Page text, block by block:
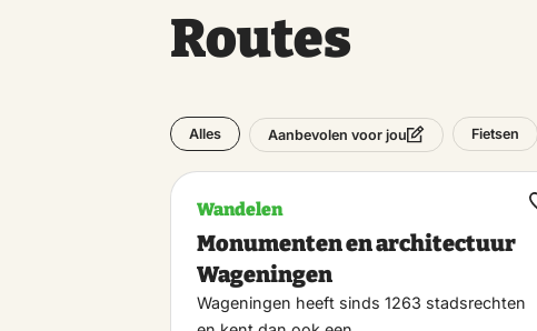
Routes
Alles Aanbevolen voor jou Fietsen
Wandelen
Monumenten en architectuur
Wageningen
Wageningen heeft sinds 1263 stadsrechten